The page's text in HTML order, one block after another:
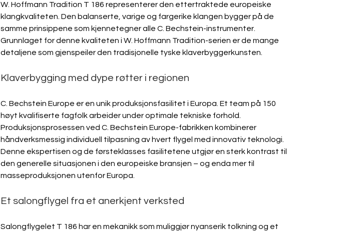
W. Hoffmann Tradition T 186 representerer den ettertraktede europeiske
klangkvaliteten. Den balanserte, varige og fargerike klangen bygger på de
samme prinsippene som kjennetegner alle C. Bechstein-instrumenter.
Grunnlaget for denne kvaliteten i W. Hoffmann Tradition-serien er de mange
detaljene som gjenspeiler den tradisjonelle tyske klaverbyggerkunsten.
Klaverbygging med dype røtter i regionen
C. Bechstein Europe er en unik produksjonsfasilitet i Europa. Et team på 150
høyt kvalifiserte fagfolk arbeider under optimale tekniske forhold.
Produksjonsprosessen ved C. Bechstein Europe-fabrikken kombinerer
håndverksmessig individuell tilpasning av hvert flygel med innovativ teknologi.
Denne ekspertisen og de førsteklasses fasilitetene utgjør en sterk kontrast til
den generelle situasjonen i den europeiske bransjen – og enda mer til
masseproduksjonen utenfor Europa.
Et salongflygel fra et anerkjent verksted
Salongflygelet T 186 har en mekanikk som muliggjør nyanserik tolkning og et